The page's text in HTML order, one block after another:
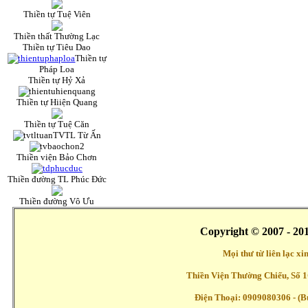
Thiền tự Tuệ Viên
Thiền thất Thường Lạc
Thiền tự Tiêu Dao
Thiền tự
Pháp Loa
Thiền tự Hỷ Xả
Thiền tự Hiiện Quang
Thiền tự Tuệ Căn
TVTL Từ Ấn
Thiền viện Bảo Chơn
Thiền đường TL Phúc Đức
Thiền đường Vô Ưu
Copyright © 2007 -
Mọi thư từ liên lạc
Thiền Viện Thường Chiếu, Số
Điện Thoại: 0909080306 -